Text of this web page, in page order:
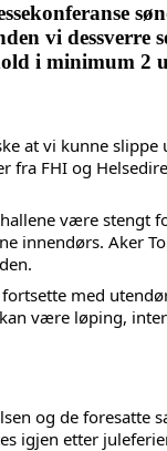
vi dessverre
i minimum 2
at vi kunne
fra FHI og
være stengt
innendørs. Aker
fortsette med
være løping,
og de
igjen etter